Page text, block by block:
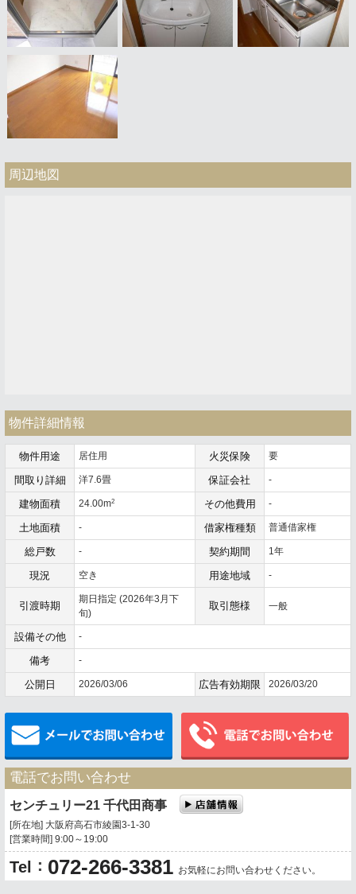
周辺地図
物件詳細情報
物件用途 居住用 火災保険 要
間取り詳細 洋7.6畳 保証会社 -
建物面積 24.00m2 その他費用 -
土地面積 - 借家権種類 普通借家権
総戸数 - 契約期間 1年
現況 空き 用途地域 -
引渡時期
期日指定 (2026年3月下
旬)
取引態様 一般
設備その他 -
備考 -
公開日 2026/03/06 広告有効期限 2026/03/20
メールでお問い合わせ
電話でお問い合わせ
センチュリー21 千代田商事
[所在地] 大阪府高石市綾園3-1-30
[営業時間] 9:00～19:00
Tel ： 072-266-3381 お気軽にお問い合わせください。